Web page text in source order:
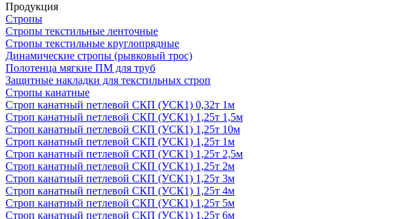
Продукция
Стропы
Стропы текстильные ленточные
Стропы текстильные круглопрядные
Динамические стропы (рывковый трос)
Полотенца мягкие ПМ для труб
Защитные накладки для текстильных строп
Стропы канатные
Строп канатный петлевой СКП (УСК1) 0,32т 1м
Строп канатный петлевой СКП (УСК1) 1,25т 1,5м
Строп канатный петлевой СКП (УСК1) 1,25т 10м
Строп канатный петлевой СКП (УСК1) 1,25т 1м
Строп канатный петлевой СКП (УСК1) 1,25т 2,5м
Строп канатный петлевой СКП (УСК1) 1,25т 2м
Строп канатный петлевой СКП (УСК1) 1,25т 3м
Строп канатный петлевой СКП (УСК1) 1,25т 4м
Строп канатный петлевой СКП (УСК1) 1,25т 5м
Строп канатный петлевой СКП (УСК1) 1,25т 6м